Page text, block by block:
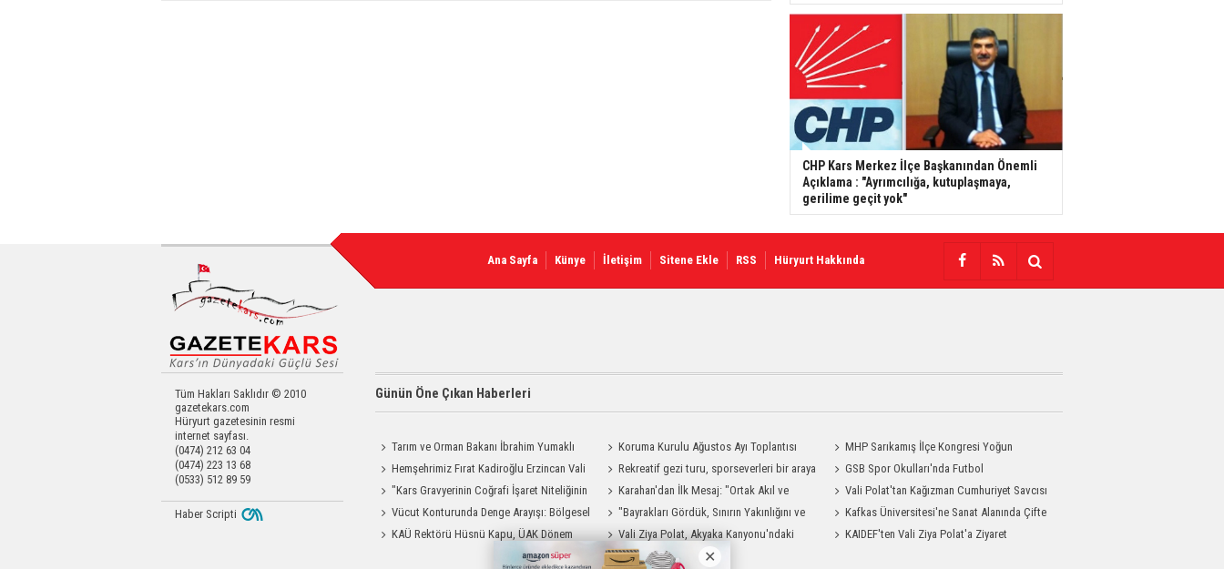
CHP Kars Merkez İlçe Başkanından Önemli
Açıklama : "Ayrımcılığa, kutuplaşmaya,
gerilime geçit yok"
Ana Sayfa Künye İletişim Sitene Ekle RSS Hüryurt Hakkında
Tüm Hakları Saklıdır © 2010
gazetekars.com
Hüryurt gazetesinin resmi
internet sayfası.
(0474) 212 63 04
(0474) 223 13 68
(0533) 512 89 59
Günün Öne Çıkan Haberleri
Tarım ve Orman Bakanı İbrahim Yumaklı
Kars'a Geliyor
Koruma Kurulu Ağustos Ayı Toplantısı
Yapıldı
MHP Sarıkamış İlçe Kongresi Yoğun
Katılımla Gerçekleştirildi
Hemşehrimiz Fırat Kadiroğlu Erzincan Vali
Yardımcılığına Atandı
Rekreatif gezi turu, sporseverleri bir araya
getirdi
GSB Spor Okulları'nda Futbol
Antrenmanları Sürüyor
"Kars Gravyerinin Coğrafi İşaret Niteliğinin
Güçlendirilmesi Projesi"
Karahan'dan İlk Mesaj: "Ortak Akıl ve
Dayanışmayla Çalışacağız"
Vali Polat'tan Kağızman Cumhuriyet Savcısı
Eravcı'ya Ziyaret
Vücut Konturunda Denge Arayışı: Bölgesel
Yağ Alma Sürecinin Tüm Aşamaları
"Bayrakları Gördük, Sınırın Yakınlığını ve
Uzaklığını Aynı Anda Hissettik"
Kafkas Üniversitesi'ne Sanat Alanında Çifte
Gurur
KAÜ Rektörü Hüsnü Kapu, ÜAK Dönem
Vali Ziya Polat, Akyaka Kanyonu'ndaki
Rafting Heyecanına Katıldı
KAIDEF'ten Vali Ziya Polat'a Ziyaret
Haber Scripti